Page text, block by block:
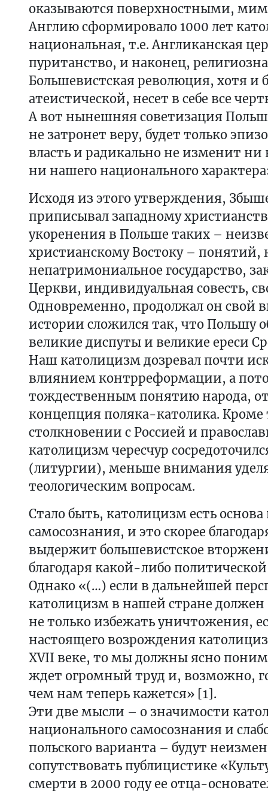
оказываются поверхностными,
Англию сформировало 1000 лет
национальная, т.е. Англиканская
пуританство, и наконец,
Большевистская революция, хотя и
атеистической, несет в себе все
А вот нынешняя советизация
не затронет веру, будет только
власть и радикально не изменит ни
ни нашего национального
Исходя из этого утверждения,
приписывал западному
укоренения в Польше таких –
христианскому Востоку – понятий,
непатримониальное государство,
Церкви, индивидуальная совесть,
Одновременно, продолжал он свой
истории сложился так, что Польшу
великие диспуты и великие ереси
Наш католицизм дозревал почти
влиянием контрреформации, а
тождественным понятию народа,
концепция поляка-католика. Кроме
столкновении с Россией и
католицизм чересчур
(литургии), меньше внимания
теологическим вопросам.
Стало быть, католицизм есть основа
самосознания, и это скорее
выдержит большевистское
благодаря какой-либо
Однако «(…) если в дальнейшей
католицизм в нашей стране должен
не только избежать уничтожения,
настоящего возрождения
XVII веке, то мы должны ясно
ждет огромный труд и, возможно,
чем нам теперь кажется» [1].
Эти две мысли – о значимости
национального самосознания и
польского варианта – будут
сопутствовать публицистике
смерти в 2000 году ее отца-